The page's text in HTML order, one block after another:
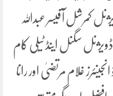
کمرشل آفیسر عبداللہ
ڈویژنل سگنل اینڈ ٹیلی کام
غلام مرتضیٰ اور رانا